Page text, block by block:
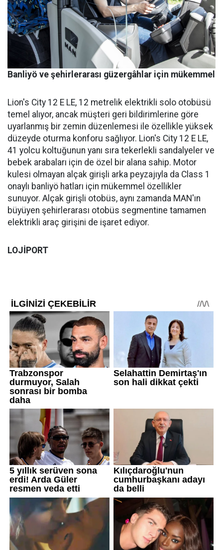
Banliyö ve şehirlerarası güzergâhlar için mükemmel
Lion's City 12 E LE, 12 metrelik elektrikli solo otobüsü
temel alıyor, ancak müşteri geri bildirimlerine göre
uyarlanmış bir zemin düzenlemesi ile özellikle yüksek
düzeyde oturma konforu sağlıyor. Lion's City 12 E LE,
41 yolcu koltuğunun yanı sıra tekerlekli sandalyeler ve
bebek arabaları için de özel bir alana sahip. Motor
kulesi olmayan alçak girişli arka peyzajıyla da Class 1
onaylı banliyö hatları için mükemmel özellikler
sunuyor. Alçak girişli otobüs, aynı zamanda MAN'ın
büyüyen şehirlerarası otobüs segmentine tamamen
elektrikli araç girişini de işaret ediyor.
LOJİPORT